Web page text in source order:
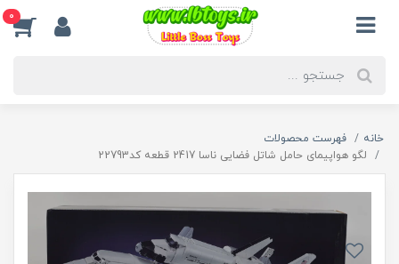
0
خانه
فهرست محصولات
لگو هواپیمای حامل شاتل فضایی ناسا 2417 قطعه کد22793